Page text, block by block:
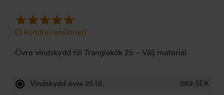
(3 kundrecensioner)
Övre vindskydd till Trangiakök 25 – Välj material
Vindskydd övre 25 UL 289 SEK